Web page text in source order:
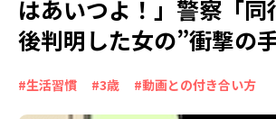
はあいつよ！」警察「
後判明した女の”衝撃の
#生活習慣 #3歳 #動画との付き合い方